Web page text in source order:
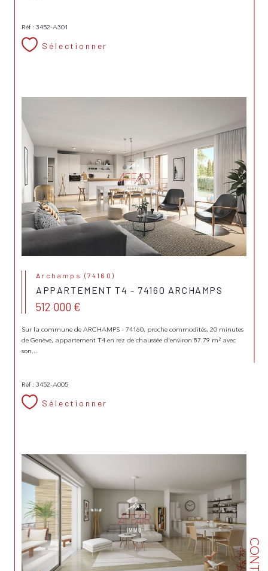
Réf : 3452-A301
Sélectionner
Archamps (74160)
APPARTEMENT T4 - 74160 ARCHAMPS
512 000 €
Sur la commune de ARCHAMPS - 74160, proche commodités, 20 minutes
de Genève, appartement T4 en rez de chaussée d'environ 87.79 m² avec
son...
Réf : 3452-A005
Sélectionner